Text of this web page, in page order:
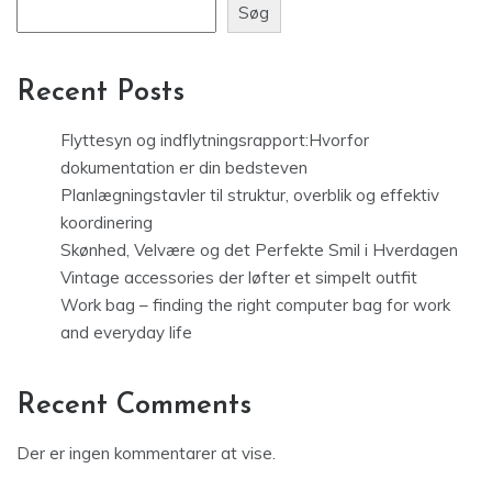
Søg
Recent Posts
Flyttesyn og indflytningsrapport:Hvorfor
dokumentation er din bedsteven
Planlægningstavler til struktur, overblik og effektiv
koordinering
Skønhed, Velvære og det Perfekte Smil i Hverdagen
Vintage accessories der løfter et simpelt outfit
Work bag – finding the right computer bag for work
and everyday life
Recent Comments
Der er ingen kommentarer at vise.